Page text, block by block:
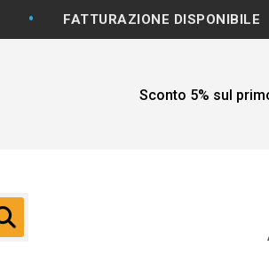
FATTURAZIONE DISPONIBILE •
Sconto 5% sul